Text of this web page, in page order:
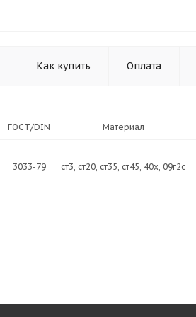
Как купить Оплата
ГОСТ/DIN Материал
3033-79 ст3, ст20, ст35, ст45, 40х, 09г2с